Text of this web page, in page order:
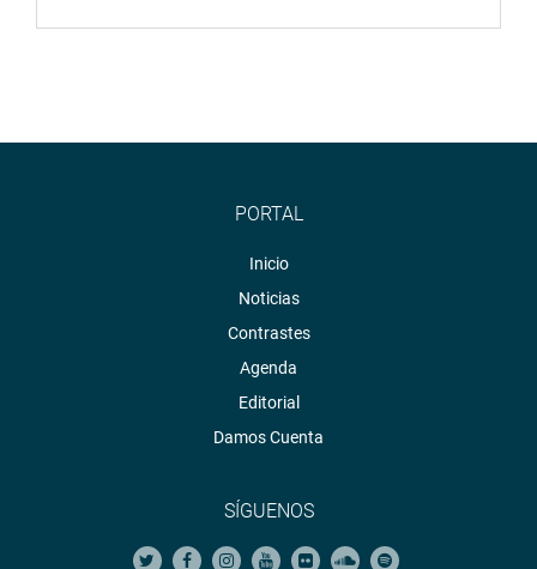
PORTAL
Inicio
Noticias
Contrastes
Agenda
Editorial
Damos Cuenta
SÍGUENOS